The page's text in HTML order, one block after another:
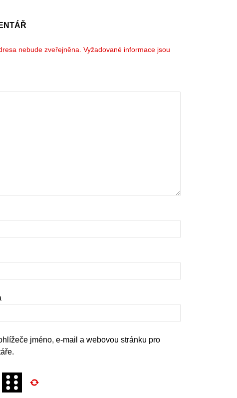
nebude zveřejněna. Vyžadované informace jsou
jméno, e-mail a webovou stránku pro